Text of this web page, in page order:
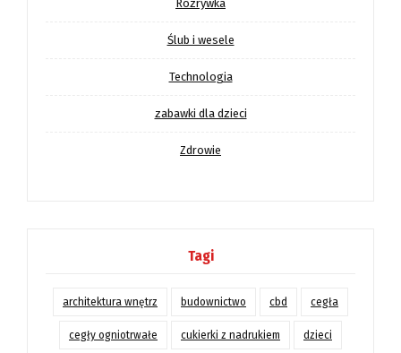
Rozrywka
Ślub i wesele
Technologia
zabawki dla dzieci
Zdrowie
Tagi
architektura wnętrz budownictwo cbd cegła
cegły ogniotrwałe cukierki z nadrukiem dzieci